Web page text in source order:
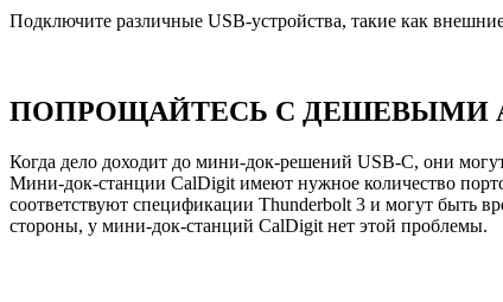
Подключите различные USB-устройства, такие как
ПОПРОЩАЙТЕСЬ С ДЕШЕВЫМИ
Когда дело доходит до мини-док-решений USB-C, они
Мини-док-станции CalDigit имеют нужное количество
соответствуют спецификации Thunderbolt 3 и могут быть
стороны, у мини-док-станций CalDigit нет этой проблемы.